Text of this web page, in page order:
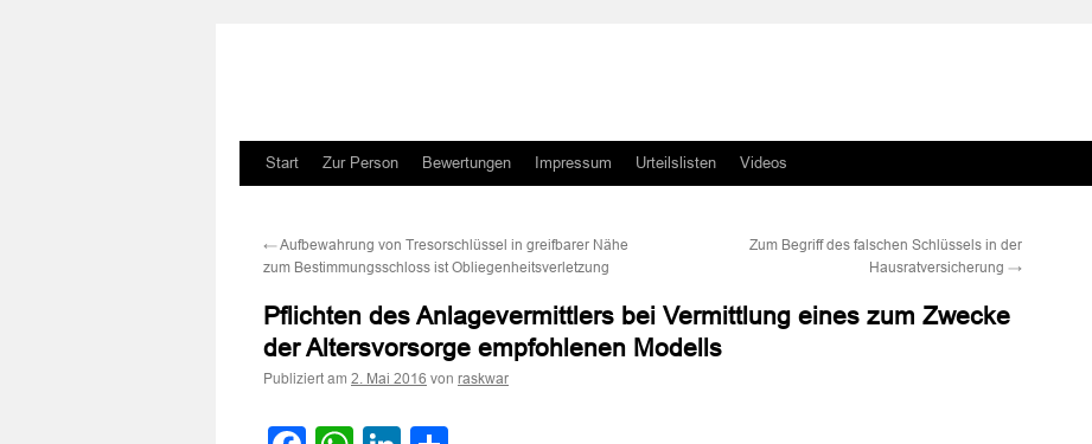
Zum
springen
Start Zur Person Bewertungen Impressum Urteilslisten Videos
←Aufbewahrung von Tresorschlüssel in greifbarer Nähe
zum Bestimmungsschloss ist Obliegenheitsverletzung
Zum Begriff des falschen Schlüssels in der
Hausratversicherung →
Pflichten des Anlagevermittlers bei Vermittlung eines zum Zwecke
der Altersvorsorge empfohlenen Modells
Publiziert am 2. Mai 2016 von raskwar